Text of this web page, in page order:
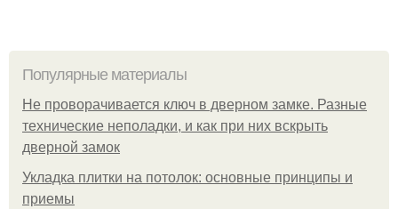
Популярные материалы
Не проворачивается ключ в дверном замке. Разные
технические неполадки, и как при них вскрыть
дверной замок
Укладка плитки на потолок: основные принципы и
приемы